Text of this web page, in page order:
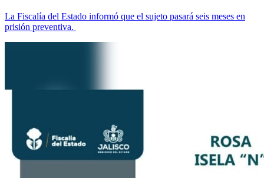
La Fiscalía del Estado informó que el sujeto pasará seis meses en
prisión preventiva.